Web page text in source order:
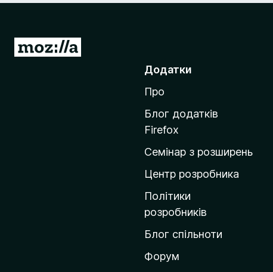
П
Додатки
Про
Блог додатків
Firefox
Семінар з розширень
Центр розробника
Політики
розробників
Блог спільноти
Форум